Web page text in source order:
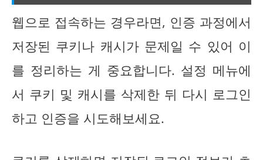
웹으로 접속하는 경우라면, 인증 과정에서
저장된 쿠키나 캐시가 문제일 수 있어 이
를 정리하는 게 중요합니다. 설정 메뉴에
서 쿠키 및 캐시를 삭제한 뒤 다시 로그인
하고 인증을 시도해보세요.